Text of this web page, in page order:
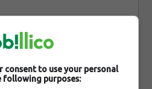
consultants et
Sage 50. Nous offrons
to use your personal
purposes: